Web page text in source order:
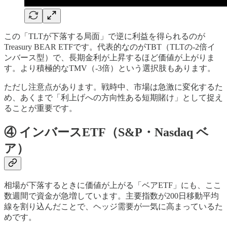
この「TLTが下落する局面」で逆に利益を得られるのが
Treasury BEAR ETFです。代表的なのがTBT（TLTの-2倍イ
ンバース型）で、長期金利が上昇するほど価値が上がりま
す。より積極的なTMV（-3倍）という選択肢もあります。
ただし注意点があります。戦時中、市場は急激に変化するた
め、あくまで「利上げへの方向性ある短期賭け」として捉え
ることが重要です。
④ インバースETF（S&P・Nasdaq ベ
ア）
相場が下落するときに価値が上がる「ベアETF」にも、ここ
数週間で資金が急増しています。主要指数が200日移動平均
線を割り込んだことで、ヘッジ需要が一気に高まっているた
めです。